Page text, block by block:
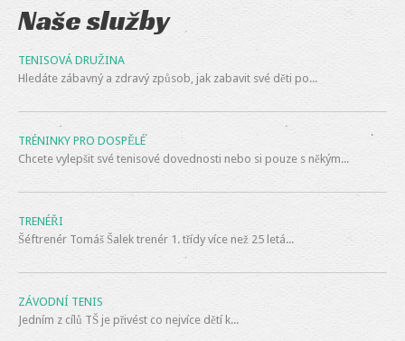
Naše služby
TENISOVÁ DRUŽINA
Hledáte zábavný a zdravý způsob, jak zabavit své děti po...
TRÉNINKY PRO DOSPĚLÉ
Chcete vylepšit své tenisové dovednosti nebo si pouze s někým...
TRENÉŘI
Šéftrenér Tomáš Šalek trenér 1. třídy více než 25 letá...
ZÁVODNÍ TENIS
Jedním z cílů TŠ je přivést co nejvíce dětí k...